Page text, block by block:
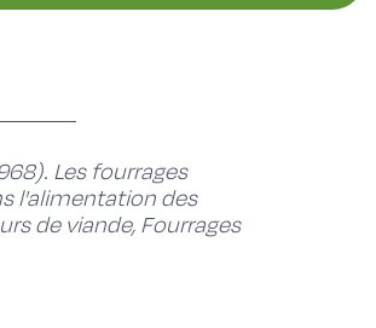
Les fourrages
l'alimentation des
de viande, Fourrages